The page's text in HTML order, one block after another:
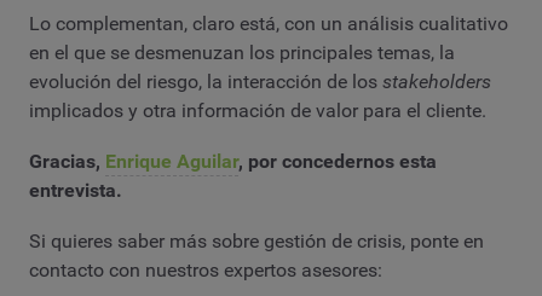
Lo complementan, claro está, con un análisis cualitativo
en el que se desmenuzan los principales temas, la
evolución del riesgo, la interacción de los stakeholders
implicados y otra información de valor para el cliente.
Gracias, Enrique Aguilar, por concedernos esta
entrevista.
Si quieres saber más sobre gestión de crisis, ponte en
contacto con nuestros expertos asesores: